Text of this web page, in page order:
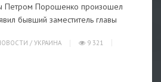
Петром Порошенко произошел
бывший заместитель главы
/ УКРАИНА
9 321